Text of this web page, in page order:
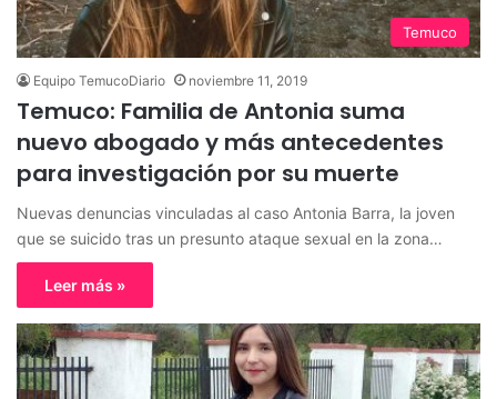
Temuco
Equipo TemucoDiario noviembre 11, 2019
Temuco: Familia de Antonia suma
nuevo abogado y más antecedentes
para investigación por su muerte
Nuevas denuncias vinculadas al caso Antonia Barra, la joven
que se suicido tras un presunto ataque sexual en la zona…
Leer más »